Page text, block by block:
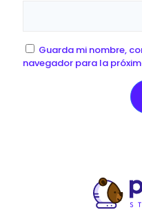
Guarda mi nombre,
navegador para la